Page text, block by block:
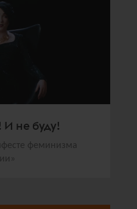
И не буду!
феминизма